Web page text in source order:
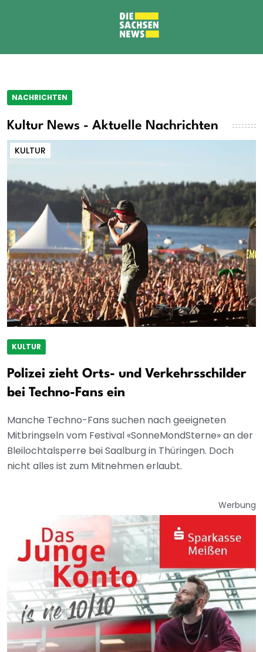
NACHRICHTEN
Kultur News - Aktuelle Nachrichten
KULTUR
KULTUR
Polizei zieht Orts- und Verkehrsschilder
bei Techno-Fans ein
Manche Techno-Fans suchen nach geeigneten
Mitbringseln vom Festival «SonneMondSterne» an der
Bleilochtalsperre bei Saalburg in Thüringen. Doch
nicht alles ist zum Mitnehmen erlaubt.
Werbung